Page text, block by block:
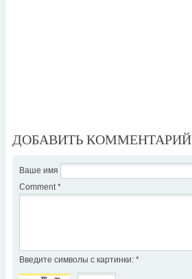
ДОБАВИТЬ КОММЕНТАРИЙ
Ваше имя
Comment *
Введите символы с картинки: *